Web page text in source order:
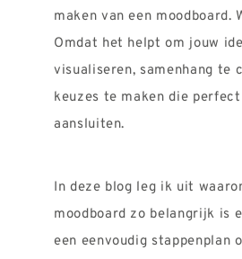
maken van een moodboard.
Omdat het helpt om jouw
visualiseren, samenhang te
keuzes te maken die
aansluiten.
In deze blog leg ik uit
moodboard zo belangrijk is
een eenvoudig stappenplan